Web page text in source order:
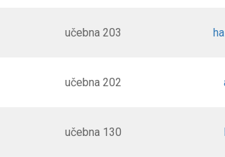
učebna 203
učebna 202
učebna 130